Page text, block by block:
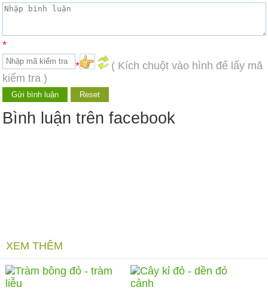
*
*
( Kích chuột vào hình để lấy mã
kiểm tra )
Bình luận trên facebook
XEM THÊM